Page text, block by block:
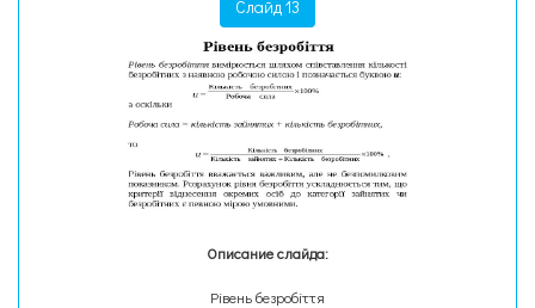
Слайд 13
Описание слайда:
Рівень безробіття